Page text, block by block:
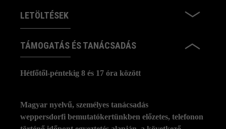
LETÖLTÉSEK
TÁMOGATÁS ÉS TANÁCSADÁS
Hétfőtől-péntekig 8 és 17 óra között
Magyar nyelvű, személyes tanácsadás
weppersdorfi bemutatókertünkben előzetes, telefonon